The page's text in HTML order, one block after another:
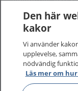
Logga in för att
vårdärenden.
1177 ger dig
Den här
kakor
Vi använder
upplevelse,
nödvändig
Läs mer om